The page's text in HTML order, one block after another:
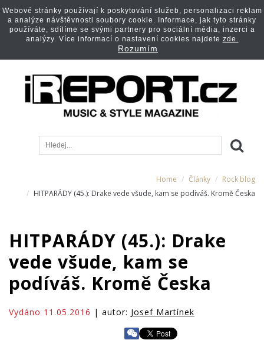
Home Články
Rock blog
HITPARÁDY (45.): Drake vede všude, kam se podíváš. Kromě Česka
HITPARÁDY (45.): Drake
vede všude, kam se
podíváš. Kromě Česka
Vydáno 11.05.2016 | autor: Josef Martínek
Webové stránky používají k poskytování služeb, personalizaci reklam
a analýze návštěvnosti soubory cookie. Informace, jak tyto stránky
používáte, sdílíme se svými partnery pro sociální média, inzerci a
analýzy. Více informací o nastavení cookies najdete zde.
Rozumím